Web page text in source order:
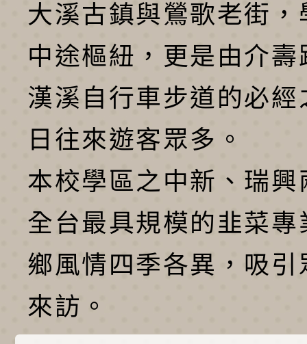
大溪古鎮與鶯歌老街，
中途樞紐，更是由介壽
漢溪自行車步道的必經
日往來遊客眾多。
本校學區之中新、瑞興
全台最具規模的韭菜專
鄉風情四季各異，吸引
來訪。